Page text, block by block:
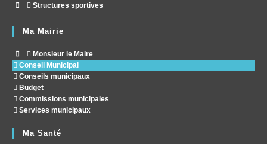
Structures sportives
Ma Mairie
Monsieur le Maire
Conseil Municipal
Conseils municipaux
Budget
Commissions municipales
Services municipaux
Ma Santé